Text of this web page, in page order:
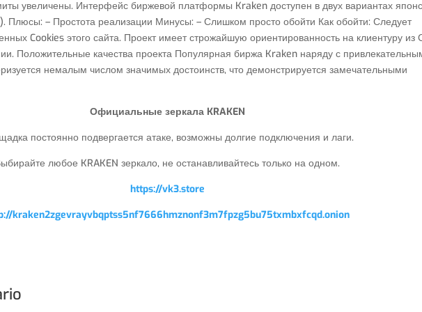
увеличены. Интерфейс биржевой платформы Kraken доступен в двух вариантах
Плюсы: – Простота реализации Минусы: – Слишком просто обойти Как обойти: Следует
Cookies этого сайта. Проект имеет строжайшую ориентированность на клиентуру
Положительные качества проекта Популярная биржа Kraken наряду с
немалым числом значимых достоинств, что демонстрируется замечательными
Официальные зеркала KRAKEN
постоянно подвергается атаке, возможны долгие подключения и лаги.
любое KRAKEN зеркало, не останавливайтесь только на одном.
https://vk3.store
kraken2zgevrayvbqptss5nf7666hmznonf3m7fpzg5bu75txmbxfcqd.onion